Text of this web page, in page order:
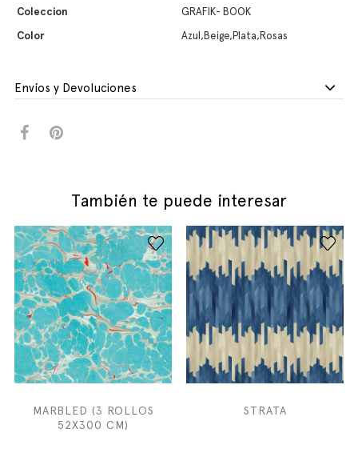
Coleccion
GRAFIK- BOOK
Color
Azul,Beige,Plata,Rosas
Envíos y Devoluciones
También te puede interesar
MARBLED (3 ROLLOS
52X300 CM)
STRATA